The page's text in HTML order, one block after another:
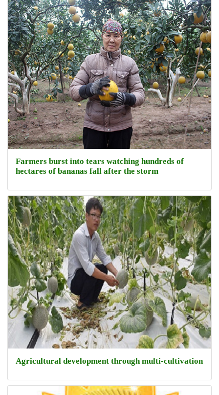
Farmers burst into tears watching hundreds of
hectares of bananas fall after the storm
Agricultural development through multi-cultivation